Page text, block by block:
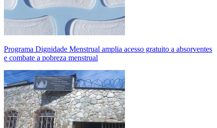
Programa Dignidade Menstrual amplia acesso gratuito a absorventes
e combate a pobreza menstrual